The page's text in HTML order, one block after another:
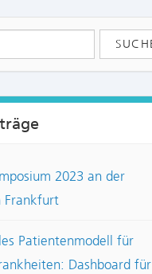
2023 an der
Frankfurt
Patientenmodell für
Dashboard für